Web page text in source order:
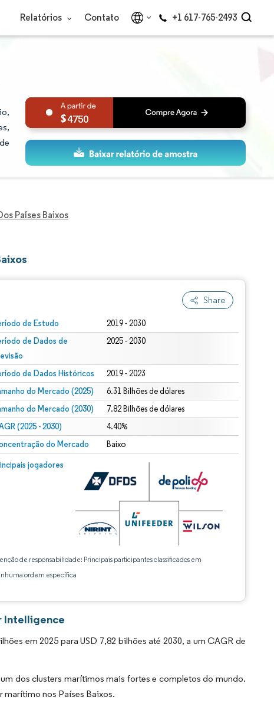
Relatórios Contato +1 617-765-2493
4750
Países Baixos
Share
de Estudo 2019 - 2030
de Dados de
2025 - 2030
de Dados Históricos 2019 - 2023
do Mercado (2025) 6.31 Bilhões de dólares
do Mercado (2030) 7.82 Bilhões de dólares
(2025 - 2030) 4.40%
do Mercado Baixo
jogadores
de responsabilidade: Principais participantes classificados em
ordem específica
Intelligence
em 2025 para USD 7,82 bilhões até 2030, a um CAGR de
dos clusters marítimos mais fortes e completos do mundo.
marítimo nos Países Baixos.